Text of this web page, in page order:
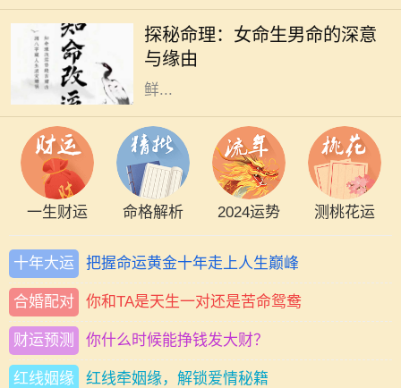
探秘命理：女命生男命的深意
与缘由
个人命运的学问，其中包含了阴阳五
行、生辰八字等深奥的理论。而“女
命生男命”这一说法，深入人心，却
鲜...
一生财运 命格解析 2024运势 测桃花运
十年大运 把握命运黄金十年走上人生巅峰
合婚配对 你和TA是天生一对还是苦命鸳鸯
财运预测 你什么时候能挣钱发大财？
红线姻缘 红线牵姻缘，解锁爱情秘籍